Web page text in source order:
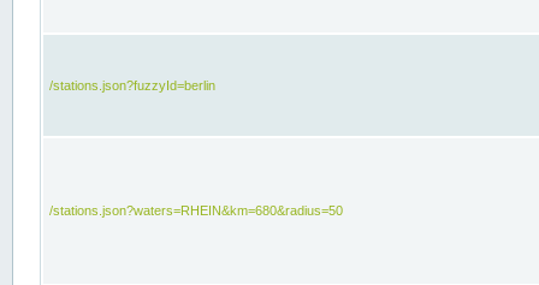
/stations.json?fuzzyId=berlin
/stations.json?waters=RHEIN&km=680&radius=50